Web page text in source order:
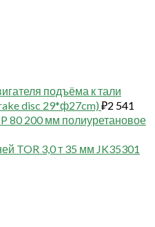
подъёма к тали
disc 29*ф27cm) ₽2 541
80 200 мм полиуретановое
TOR 3,0 т 35 мм JK35301